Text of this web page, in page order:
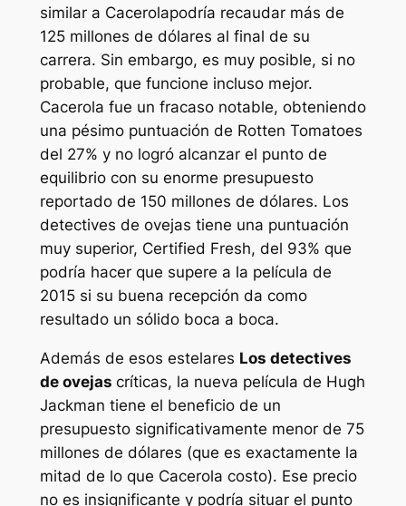
similar a Cacerolapodría recaudar más de
125 millones de dólares al final de su
carrera. Sin embargo, es muy posible, si no
probable, que funcione incluso mejor.
Cacerola fue un fracaso notable, obteniendo
una pésimo puntuación de Rotten Tomatoes
del 27% y no logró alcanzar el punto de
equilibrio con su enorme presupuesto
reportado de 150 millones de dólares. Los
detectives de ovejas tiene una puntuación
muy superior, Certified Fresh, del 93% que
podría hacer que supere a la película de
2015 si su buena recepción da como
resultado un sólido boca a boca.
Además de esos estelares Los detectives
de ovejas críticas, la nueva película de Hugh
Jackman tiene el beneficio de un
presupuesto significativamente menor de 75
millones de dólares (que es exactamente la
mitad de lo que Cacerola costo). Ese precio
no es insignificante y podría situar el punto